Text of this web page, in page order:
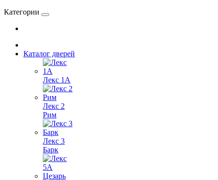
Категории
Каталог дверей
Лекс 1А
Лекс 2
Рим
Лекс 3
Барк